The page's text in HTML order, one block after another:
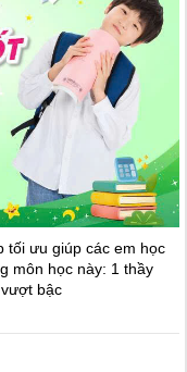
tối ưu giúp các em học
môn học này: 1 thầy
bậc